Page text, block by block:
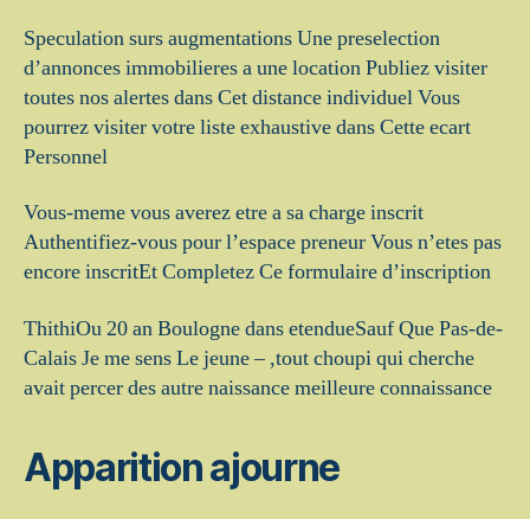
Speculation surs augmentations Une preselection
d’annonces immobilieres a une location Publiez visiter
toutes nos alertes dans Cet distance individuel Vous
pourrez visiter votre liste exhaustive dans Cette ecart
Personnel
Vous-meme vous averez etre a sa charge inscrit
Authentifiez-vous pour l’espace preneur Vous n’etes pas
encore inscritEt Completez Ce formulaire d’inscription
ThithiOu 20 an Boulogne dans etendueSauf Que Pas-de-
Calais Je me sens Le jeune – ,tout choupi qui cherche
avait percer des autre naissance meilleure connaissance
Apparition ajourne